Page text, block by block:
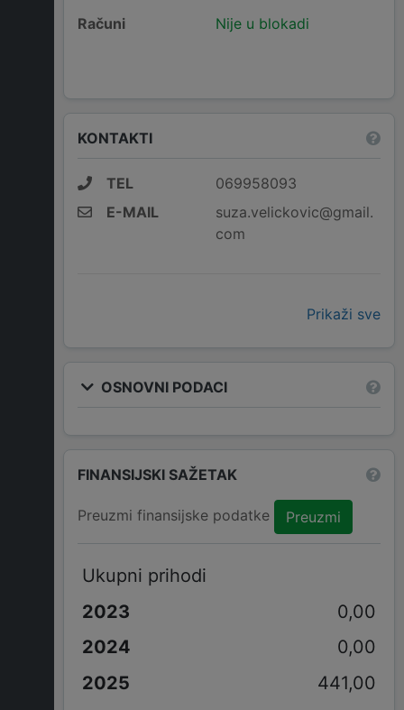
Računi Nije u blokadi
KONTAKTI
TEL
069958093
E-MAIL
suza.velickovic@gmail.
com
Prikaži sve
OSNOVNI PODACI
FINANSIJSKI SAŽETAK
Preuzmi finansijske podatke Preuzmi
Ukupni prihodi
0,00
0,00
441,00